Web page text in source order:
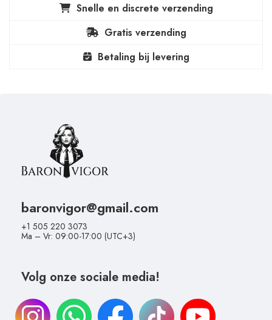
Snelle en discrete verzending
Gratis verzending
Betaling bij levering
baronvigor@gmail.com
+1 505 220 3073
Ma – Vr: 09:00-17:00 (UTC+3)
Volg onze sociale media!